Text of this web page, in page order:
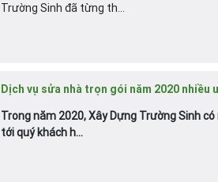
Trường Sinh đã từng th...
Dịch vụ sửa nhà trọn gói năm 2020 nhiều
Trong năm 2020, Xây Dựng Trường Sinh
tới quý khách h...